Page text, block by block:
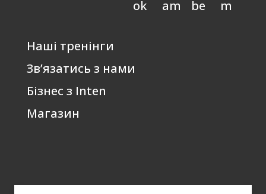
Наші тренінги
Зв’язатись з нами
Бізнес з Inten
Магазин